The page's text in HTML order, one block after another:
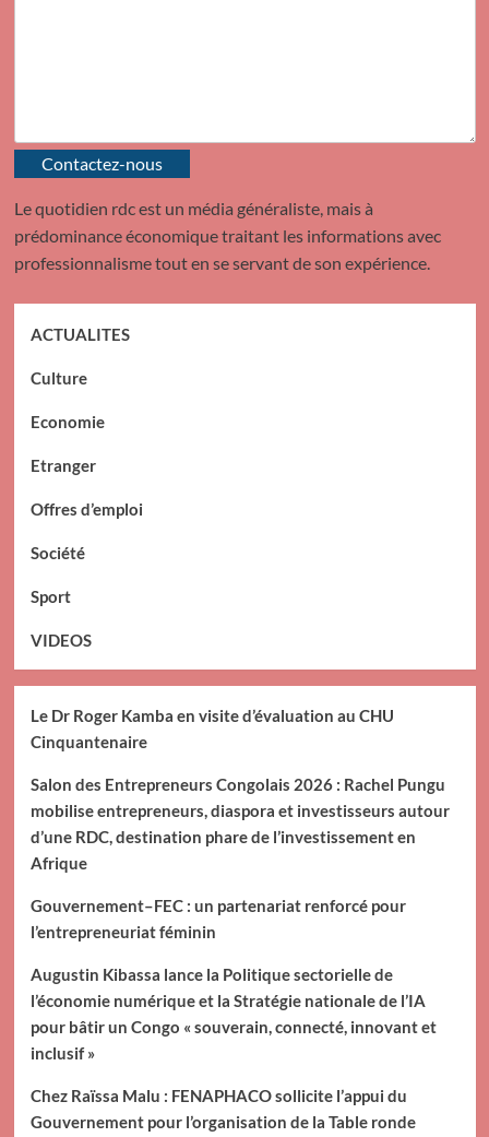
Contactez-nous
Le quotidien rdc est un média généraliste, mais à
prédominance économique traitant les informations avec
professionnalisme tout en se servant de son expérience.
ACTUALITES
Culture
Economie
Etranger
Offres d’emploi
Société
Sport
VIDEOS
Le Dr Roger Kamba en visite d’évaluation au CHU
Cinquantenaire
Salon des Entrepreneurs Congolais 2026 : Rachel Pungu
mobilise entrepreneurs, diaspora et investisseurs autour
d’une RDC, destination phare de l’investissement en
Afrique
Gouvernement–FEC : un partenariat renforcé pour
l’entrepreneuriat féminin
Augustin Kibassa lance la Politique sectorielle de
l’économie numérique et la Stratégie nationale de l’IA
pour bâtir un Congo « souverain, connecté, innovant et
inclusif »
Chez Raïssa Malu : FENAPHACO sollicite l’appui du
Gouvernement pour l’organisation de la Table ronde